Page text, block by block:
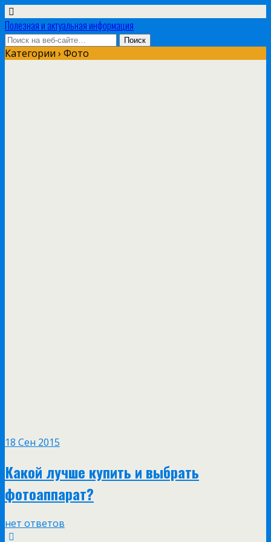
Полезная и актуальная информация
Категории › Фото
18 Сен 2015
Какой лучше купить и выбрать
фотоаппарат?
нет ответов